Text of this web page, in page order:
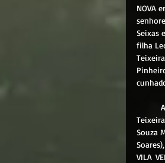
NOVA
Seixas
filha
	Angela Pinheiro de Seixas (1632-1672), filha de Leonor Pinheiro de Seixas e Simão de Carvalho
Souza
VILA